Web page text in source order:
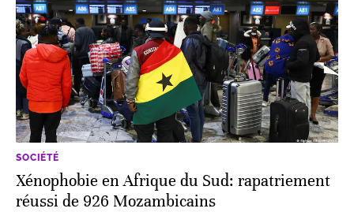
SOCIÉTÉ
Xénophobie en Afrique du Sud: rapatriement
réussi de 926 Mozambicains